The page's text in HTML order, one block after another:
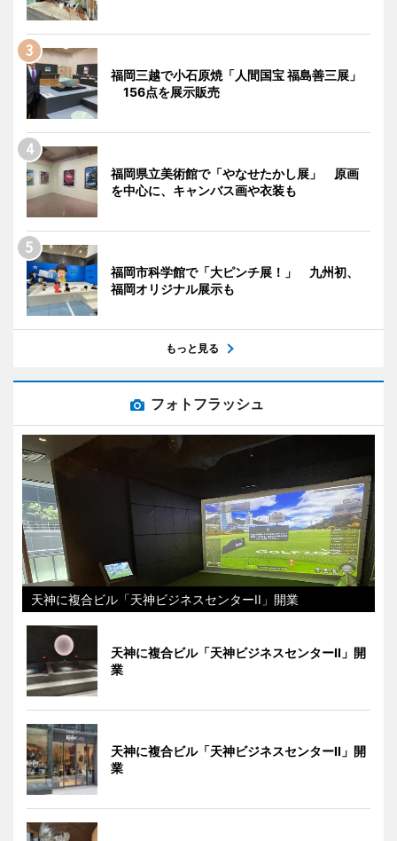
福岡三越で小石原焼「人間国宝 福島善三展」
156点を展示販売
福岡県立美術館で「やなせたかし展」 原画
を中心に、キャンバス画や衣装も
福岡市科学館で「大ピンチ展！」 九州初、
福岡オリジナル展示も
もっと見る
フォトフラッシュ
天神に複合ビル「天神ビジネスセンターII」開業
天神に複合ビル「天神ビジネスセンターII」開
業
天神に複合ビル「天神ビジネスセンターII」開
業